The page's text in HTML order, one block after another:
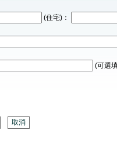
(住宅)：
(可選